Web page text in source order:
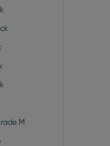
M